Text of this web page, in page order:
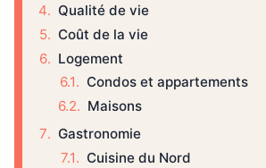
Qualité de vie
Coût de la vie
Logement
Condos et appartements
Maisons
Gastronomie
Cuisine du Nord